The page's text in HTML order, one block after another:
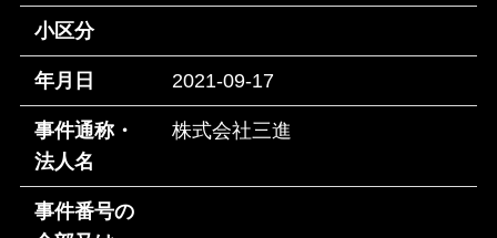
小区分
年月日 2021-09-17
事件通称・
法人名
株式会社三進
事件番号の